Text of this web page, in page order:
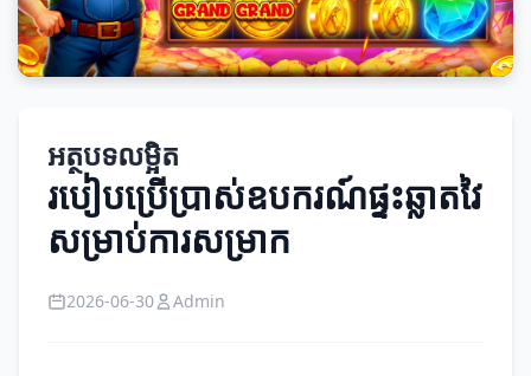
អត្ថបទលម្អិត
របៀបប្រើប្រាស់ឧបករណ៍ផ្ទះឆ្លាតវៃ
សម្រាប់ការសម្រាក
2026-06-30 Admin